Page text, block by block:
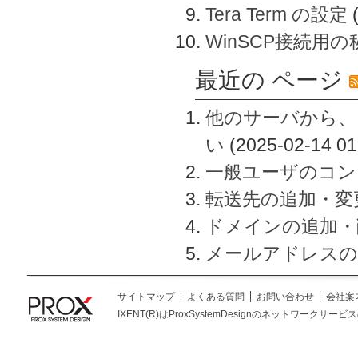
Tera Term の設定
WinSCP接続用の
最近の ページ
他のサーバから
い (2025-02-14
一般ユーザのコ
転送先の追加・
ドメインの追加
メールアドレス
サイトマップ よくある質問 お問い合わせ
会社案
IXENT(R)はProxSystemDesignのネットワークサービ